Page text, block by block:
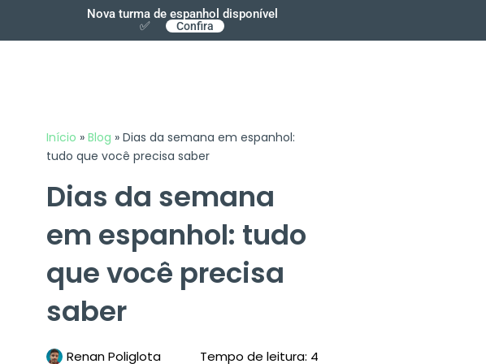
Nova turma de espanhol disponível
✅
Confira
Início » Blog » Dias da semana em espanhol:
tudo que você precisa saber
Dias da semana
em espanhol: tudo
que você precisa
saber
Renan Poliglota
Tempo de leitura: 4